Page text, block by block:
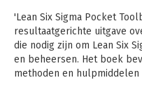
'Lean Six Sigma Pocket
resultaatgerichte uitgave
die nodig zijn om Lean Six
en beheersen. Het boek
methoden en hulpmiddelen